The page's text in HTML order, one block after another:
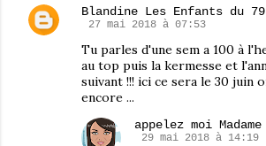
Blandine Les Enfants du 79
27 mai 2018 à 07:53
Tu parles d'une sem a 100 à
au top puis la kermesse et
suivant !!! ici ce sera le 30 juin
encore ...
appelez moi Madame
29 mai 2018 à 14:19